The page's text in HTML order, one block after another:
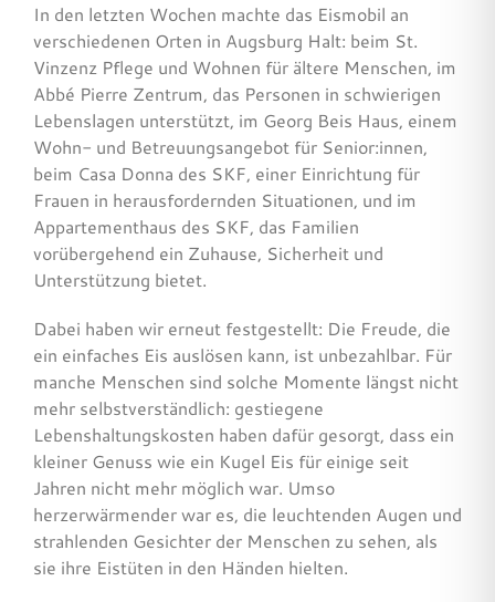
In den letzten Wochen machte das Eismobil an
verschiedenen Orten in Augsburg Halt: beim St.
Vinzenz Pflege und Wohnen für ältere Menschen, im
Abbé Pierre Zentrum, das Personen in schwierigen
Lebenslagen unterstützt, im Georg Beis Haus, einem
Wohn- und Betreuungsangebot für Senior:innen,
beim Casa Donna des SKF, einer Einrichtung für
Frauen in herausfordernden Situationen, und im
Appartementhaus des SKF, das Familien
vorübergehend ein Zuhause, Sicherheit und
Unterstützung bietet.
Dabei haben wir erneut festgestellt: Die Freude, die
ein einfaches Eis auslösen kann, ist unbezahlbar. Für
manche Menschen sind solche Momente längst nicht
mehr selbstverständlich: gestiegene
Lebenshaltungskosten haben dafür gesorgt, dass ein
kleiner Genuss wie ein Kugel Eis für einige seit
Jahren nicht mehr möglich war. Umso
herzerwärmender war es, die leuchtenden Augen und
strahlenden Gesichter der Menschen zu sehen, als
sie ihre Eistüten in den Händen hielten.